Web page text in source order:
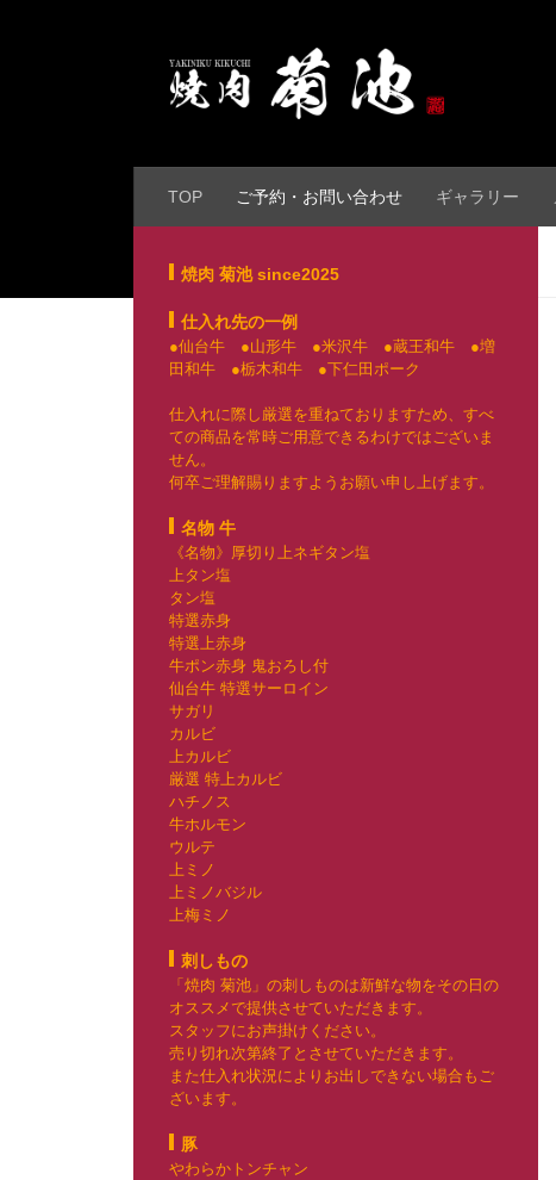
TOP ご予約・お問い合わせ ギャラリー
焼肉 菊池 since2025
仕入れ先の一例
●仙台牛 ●山形牛 ●米沢牛 ●蔵王和牛 ●増
田和牛 ●栃木和牛 ●下仁田ポーク
仕入れに際し厳選を重ねておりますため、すべ
ての商品を常時ご用意できるわけではございま
せん。
何卒ご理解賜りますようお願い申し上げます。
名物 牛
《名物》厚切り上ネギタン塩
上タン塩
タン塩
特選赤身
特選上赤身
牛ポン赤身 鬼おろし付
仙台牛 特選サーロイン
サガリ
カルビ
上カルビ
厳選 特上カルビ
ハチノス
牛ホルモン
ウルテ
上ミノ
上ミノバジル
上梅ミノ
刺しもの
「焼肉 菊池」の刺しものは新鮮な物をその日の
オススメで提供させていただきます。
スタッフにお声掛けください。
売り切れ次第終了とさせていただきます。
また仕入れ状況によりお出しできない場合もご
ざいます。
豚
やわらかトンチャン